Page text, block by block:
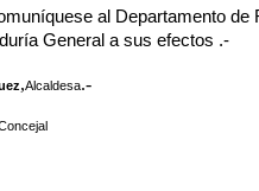
al Departamento
General a sus efectos .-
,Alcaldesa.-